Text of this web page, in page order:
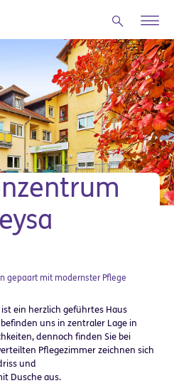
gepaart mit modernster Pflege
ein herzlich geführtes Haus
uns in zentraler Lage in
dennoch finden Sie bei
Pflegezimmer zeichnen sich
und
Dusche aus.